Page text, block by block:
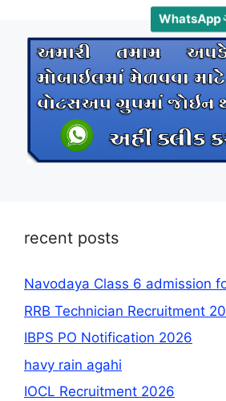
WhatsApp
recent posts
Navodaya Class 6 admission
RRB Technician Recruitment
IBPS PO Notification 2026
havy rain agahi
IOCL Recruitment 2026